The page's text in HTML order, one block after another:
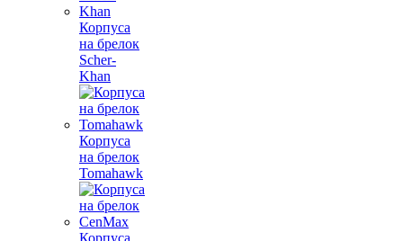
Корпуса
на брелок
Scher-
Khan
Корпуса
на брелок
Tomahawk
Корпуса